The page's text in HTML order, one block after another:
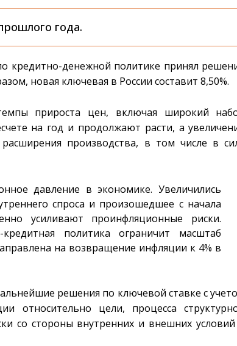
года.
кредитно-денежной политике принял
новая ключевая в России составит 8,50%.
прироста цен, включая широкий
на год и продолжают расти, а
производства, в том числе в
давление в экономике. Увеличились
спроса и произошедшее с начала
усиливают проинфляционные риски.
политика ограничит масштаб
на возвращение инфляции к 4% в
решения по ключевой ставке с
относительно цели, процесса
со стороны внутренних и внешних